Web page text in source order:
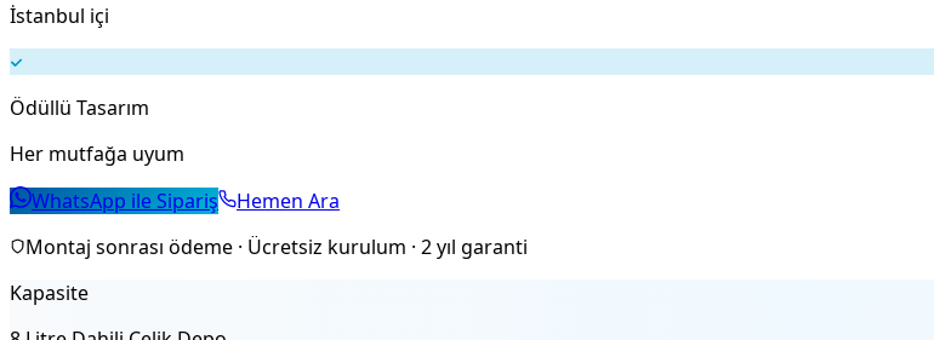
İstanbul içi
Ödüllü Tasarım
Her mutfağa uyum
WhatsApp ile Sipariş
Hemen Ara
Montaj sonrası ödeme · Ücretsiz kurulum · 2 yıl garanti
Kapasite